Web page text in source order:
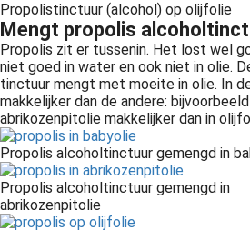
Propolistinctuur (alcohol) op olijfolie
Mengt propolis
Propolis zit er tussenin. Het lost wel
niet goed in water en ook niet in olie.
tinctuur mengt met moeite in olie. In
makkelijker dan de andere:
abrikozenpitolie makkelijker dan in
Propolis alcoholtinctuur gemengd in
Propolis alcoholtinctuur gemengd in
abrikozenpitolie